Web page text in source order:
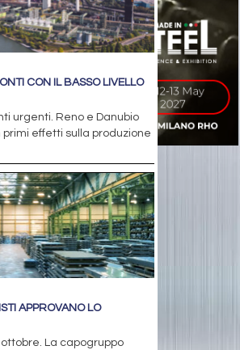
CON IL BASSO LIVELLO
urgenti. Reno e Danubio
effetti sulla produzione
APPROVANO LO
La capogruppo